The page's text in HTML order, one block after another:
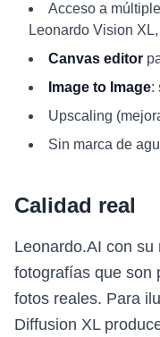
Acceso a
Leonardo Vision
Canvas editor
Image to Image:
Upscaling
Sin marca de
Calidad real
Leonardo.AI con
fotografías que son
fotos reales. Para
Diffusion XL